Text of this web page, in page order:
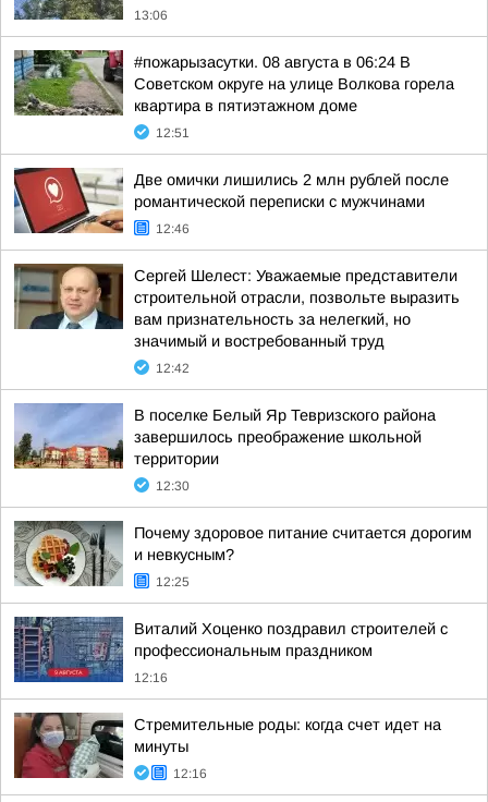
13:06
#пожарызасутки. 08 августа в 06:24 В
Советском округе на улице Волкова горела
квартира в пятиэтажном доме
12:51
Две омички лишились 2 млн рублей после
романтической переписки с мужчинами
12:46
Сергей Шелест: Уважаемые представители
строительной отрасли, позвольте выразить
вам признательность за нелегкий, но
значимый и востребованный труд
12:42
В поселке Белый Яр Тевризского района
завершилось преображение школьной
территории
12:30
Почему здоровое питание считается дорогим
и невкусным?
12:25
Виталий Хоценко поздравил строителей с
профессиональным праздником
12:16
Стремительные роды: когда счет идет на
минуты
12:16